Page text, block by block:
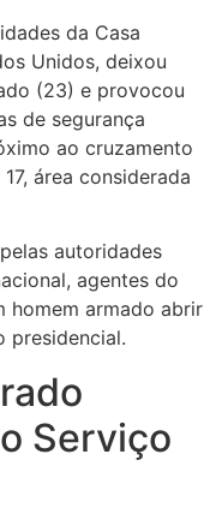
da Casa
Unidos, deixou
(23) e provocou
de segurança
ao cruzamento
área considerada
autoridades
agentes do
homem armado abrir
presidencial.
Serviço